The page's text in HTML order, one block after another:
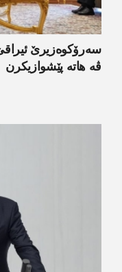
سەرۆکوەزیرێ
ڤە ھاتە پێشوازیکرن